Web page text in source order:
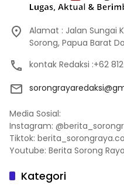
Alamat : Jalan Sungai
Sorong, Papua Barat
kontak Redaksi :+62
Media Sosial:
Instagram:
Tiktok: berita_sorongraya.co
Youtube: Berita Sorong Raya
Kategori